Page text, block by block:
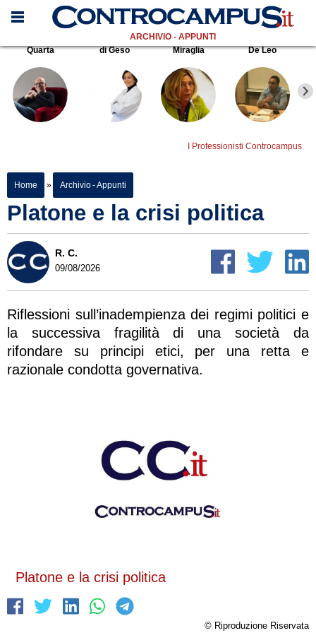
ARCHIVIO - APPUNTI
Quarta
di Geso Miraglia De Leo
I Professionisti Controcampus
Home » Archivio - Appunti
Platone e la crisi politica
R. C.
09/08/2026
Riflessioni sull’inadempienza dei regimi politici e
la successiva fragilità di una società da
rifondare su principi etici, per una retta e
razionale condotta governativa.
Platone e la crisi politica
© Riproduzione Riservata